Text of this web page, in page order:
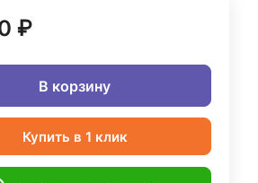
₽
В корзину
Купить в 1 клик